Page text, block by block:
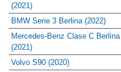
(2021)
BMW Serie 3 Berlina (2022)
Mercedes-Benz Clase C Berlina
(2021)
Volvo S90 (2020)